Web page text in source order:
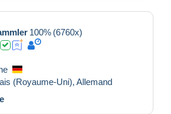
100% (6760x)
(Royaume-Uni), Allemand